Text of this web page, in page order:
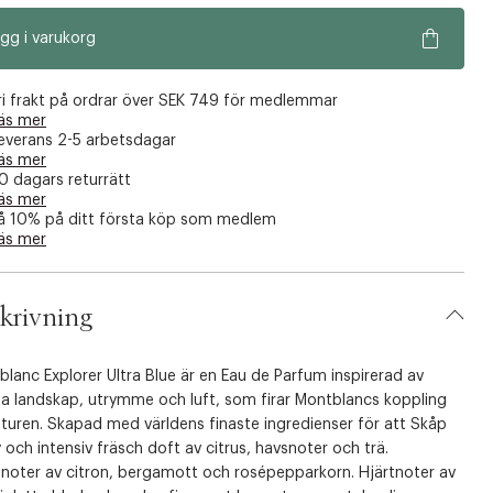
i varukorg
frakt på ordrar över SEK 749 för medlemmar
mer
2-5 arbetsdagar
mer
dagars returrätt
mer
10% på ditt första köp som medlem
mer
Explorer Ultra Blue är en Eau de Parfum inspirerad av
landskap, utrymme och luft, som firar Montblancs koppling
Skapad med världens finaste ingredienser för att Skåp
och intensiv fräsch doft av citrus, havsnoter och trä.
av citron, bergamott och rosépepparkorn. Hjärtnoter av